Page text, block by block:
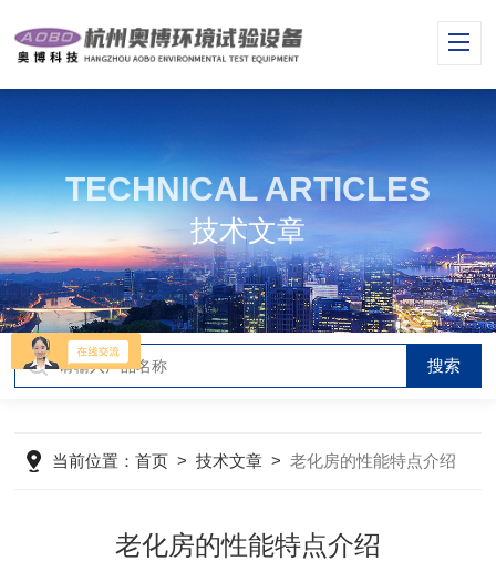
TECHNICAL ARTICLES
技术文章
当前位置：首页 >技术文章 >老化房的性能特点介绍
老化房的性能特点介绍